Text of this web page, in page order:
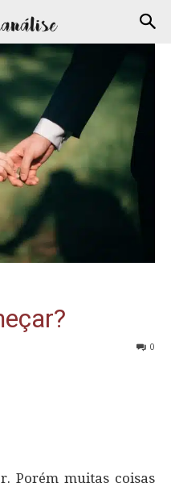
0
Porém muitas coisas